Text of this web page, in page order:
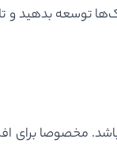
توسعه
مخصوصا برای